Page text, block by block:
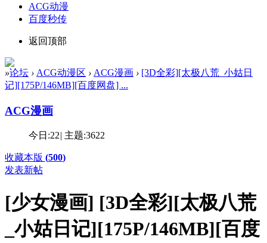
ACG动漫
百度秒传
返回顶部
»论坛 › ACG动漫区 › ACG漫画 › [3D全彩][太极八荒_小姑日
记][175P/146MB][百度网盘] ...
ACG漫画
今日:22| 主题:3622
收藏本版 (500)
发表新帖
[少女漫画] [3D全彩][太极八荒
_小姑日记][175P/146MB][百度